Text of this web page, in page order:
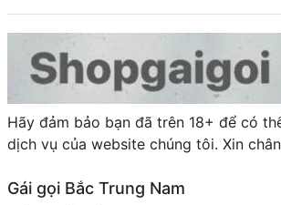
Hãy đảm bảo bạn đã trên 18+ để có
dịch vụ của website chúng tôi. Xin
Gái gọi Bắc Trung Nam